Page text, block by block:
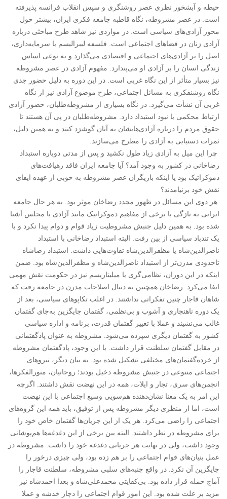
حیطه و آبشخور نظری عصر روشنگری و سپس انقلاب فرانسه پذیرفته
است. در عصر مشروطه، نگاه قاطبه جامعه فکری ایران، بیشتر حول
محور آزادی‌های سیاسی است. در مواردی نیز شاهد طرح مباحثی درباره
آزادی زنان در فضاهای اجتماعی است. فلسفه لیبرالیسم یا سرمایه‌داری،
اصل را بر آزادی‌های اجتماعی و اقتصادی می‌گذارد و به نوعی اساس
زندگی انسان را بر آزادی او می‌پندارد. مفهوم آزادی در عصر مشروطه
نیز بسیار متأثر از این نگاه غربی است. در این دوره به دلیل حضور جدی
نگاه روشنفکری به مسائل اجتماعی، طرح موضوع آزادی نیز از نگاه
غربی آن نشأت می‌گیرد. در نگاه بسیاری از مشروطه‌طلبان، حضور آزادی
ارتباط محکمی با نبود استبداد دارد. مشروطه‌طلبان در پی آن هستند تا
حقوق مردم را درباره آزادی‌هایشان به آنان گوشزد کنند و به همین دلیل،
ثمرات دستیابی به آزادی را مطرح می‌سازند.
چرا این میل به آزادی زیاد طول نکشید و پس از مدتی دوباره استبداد
رضاخانی در کشور به وجود آمد؟ آیا جامعه ایران فاقد رهیافت‌های
دموکراتیک بود یا اینکه بازیگران عصر مشروطه به خوبی از عهده ایفای
نقش خود برنیامدند؟
هر دوی این مسائل در ظهور مجدد رضاخان موثر بود. به هر حال جامعه
ایرانی به تازگی با برخی از مفاهیم دموکراتیک مانند آزادی یا مجلس آشنا
شده بود. به همین دلیل جنبش مشروطیت زیاد قوام و دوام پیدا نکرد و با
یک تندباد سیاسی از بین رفت. البته استبداد رضاخانی با استبداد
ناصرالدین‌شاه یا مظفرالدین‌شاه تفاوت‌هایی داشت. استبداد رضاشاه
تاحدودی مدرن‌تر از استبداد ناصرالدین‌شاه و مظفرالدین‌شاه بود. ضمن
اینکه در این دوران، نظامی‌گری یا میلیتاریسم نیز در حکومت نقش مهمی
ایفا می‌کرد. رضاخان همچنین به دنبال اصلاحات مدرن در جامعه رفت که
شاهان قاجار چنین تفکراتی نداشتند. در اغلب تکاپوهای سیاسی، بعد از
یک دوره ناهنجاری و آشوب و بی‌‌‌‌‌نظمی، گفتمان جایگزین به‌جای گفتمان
غالب می‌‌‌‌‌نشیند و عملا با تغییر گفتمان قدرت، برنامه و اداره‌‌‌‌‌ سیاسی
کشور به گفتمان دیگری سپرده می‌شود. مشروطه به عنوان پادگفتمانی
در مقابل گفتمان سلطنت قرار داشت. با این وجود، پادگفتمان مشروطه
از خرده‌‌‌‌‌گفتمان‌‌‌‌‌های مختلفی تشکیل شده بود. به بیان دیگر، نیروهای
اجتماعی متنوعی در جنبش مشروطه دخیل بودند؛ روحانیان، منورالفکرها،
انجمن‌‌‌‌‌های سری، تجار و ایلات، همه در این نهضت نقش داشتند. اگرچه
این امر به یک معنا نشان‌دهنده‌‌‌‌‌ هم‌سویی وسیع اجتماعی با این نهضت
است، اما از منظری دیگر مشروطه پس از توفیق، باید همه‌‌‌‌‌ این گروه‌های
اجتماعی را راضی می‌‌‌‌‌کرد. هر یک از این جریان‌‌‌‌‌ها گفتمان خاص خود را
برای مشروطه در نظر داشتند. البته بین برخی از این دغدغه‌ها هم‌‌‌‌‌پوشانی
وجود داشت، ولی در نهایت هر جریانی دغدغه‌‌‌‌‌ خود را داشت. مشروطه در
عمل بنیان‌‌‌‌‌های قوام اجتماعی را بر هم زده بود، ولی چیزی درخور را
جایگزین آن نکرد. در واقع جنبه‌های سلبی مشروطه، سلطنت قاجار را
آماج حمله قرار داده بود. بی‌‌‌‌‌کفایتی محمدعلی‌‌‌‌‌شاه و بعدا احمدشاه نیز
مزید بر علت شده بود. این امور قوام اجتماعی را دچار خدشه و عملا